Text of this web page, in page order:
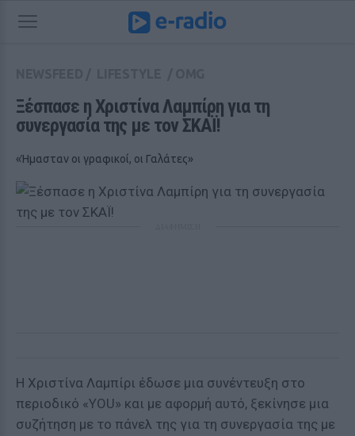
Ξέσπασε η Χριστίνα Λαμπίρη για τη
συνεργασία της με τον ΣΚΑΪ!
«Ήμασταν οι γραφικοί, οι Γαλάτες»
Η Χριστίνα Λαμπίρι έδωσε μια συνέντευξη στο
περιοδικό «YOU» και με αφορμή αυτό, ξεκίνησε μια
συζήτηση με το πάνελ της για τη συνεργασία της με